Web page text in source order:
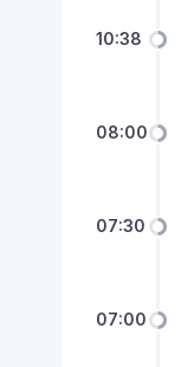
10:38
08:00
07:30
07:00